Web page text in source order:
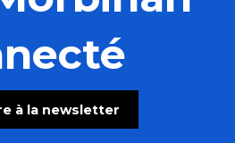
Compagny
à la newsletter